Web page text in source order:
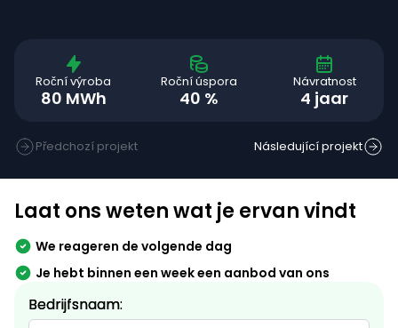
Roční výroba
80 MWh
Roční úspora
40 %
Návratnost
4 jaar
Předchozí projekt Následující projekt
Laat ons weten wat je ervan vindt
We reageren de volgende dag
Je hebt binnen een week een aanbod van ons
Bedrijfsnaam: